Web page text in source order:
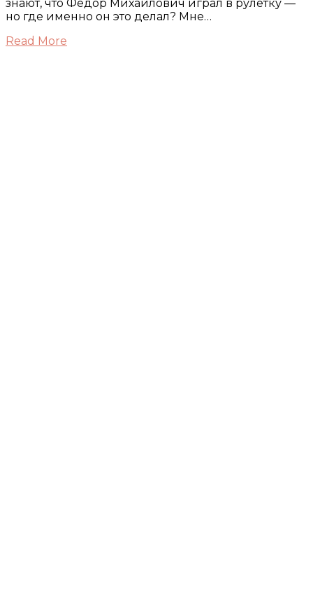
знают, что Федор Михайлович играл в рулетку —
но где именно он это делал? Мне…
Read More